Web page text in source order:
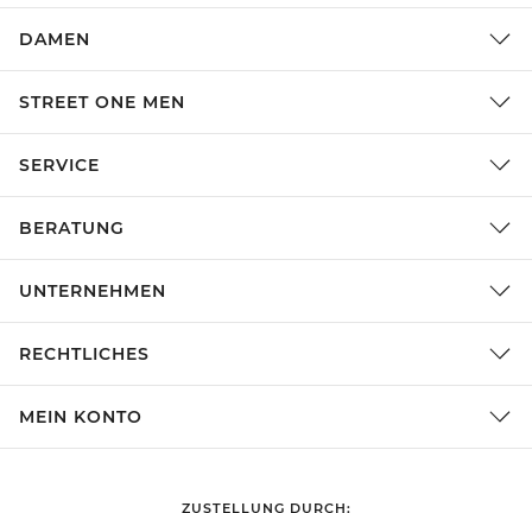
DAMEN
STREET ONE MEN
SERVICE
BERATUNG
UNTERNEHMEN
RECHTLICHES
MEIN KONTO
ZUSTELLUNG DURCH: